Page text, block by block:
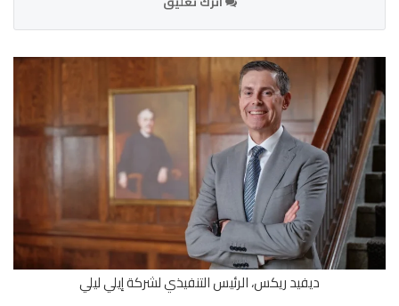
ديفيد ريكس، الرئيس التنفيذي لشركة إيلي ليلي